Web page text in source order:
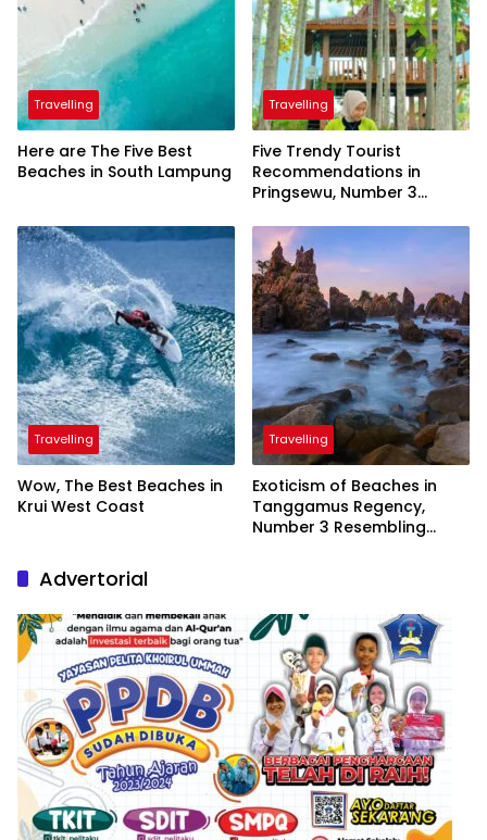
Travelling
Here are The Five Best
Beaches in South Lampung
Travelling
Five Trendy Tourist
Recommendations in
Pringsewu, Number 3
President
Travelling
Wow, The Best Beaches in
Krui West Coast
Travelling
Exoticism of Beaches in
Tanggamus Regency,
Number 3 Resembling
Advertorial